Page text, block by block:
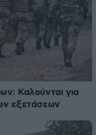
Καλούνται για
εξετάσεων